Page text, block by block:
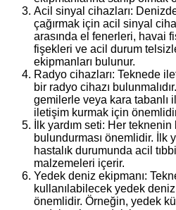
Acil sinyal cihazları:
çağırmak için acil sinyal
arasında el fenerleri, havai
fişekleri ve acil durum
ekipmanları bulunur.
Radyo cihazları: Teknede
bir radyo cihazı
gemilerle veya kara tabanlı
iletişim kurmak için
İlk yardım seti: Her
bulundurması önemlidir. İlk
hastalık durumunda acil
malzemeleri içerir.
Yedek deniz ekipmanı:
kullanılabilecek yedek
önemlidir. Örneğin, yedek